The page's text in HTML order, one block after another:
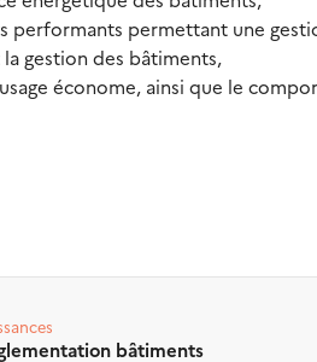
performants permettant une
gestion des bâtiments,
économe, ainsi que le
bâtiments